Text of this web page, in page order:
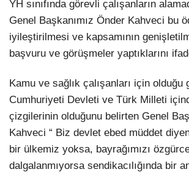
YH sınıfında görevli çalışanların
Genel Başkanımız Önder Kahveci bu
iyileştirilmesi ve kapsamının
başvuru ve görüşmeler yaptıklarını
Kamu ve sağlık çalışanları için olduğu
Cumhuriyeti Devleti ve Türk Milleti
çizgilerinin olduğunu belirten Genel
Kahveci “ Biz devlet ebed müddet
bir ülkemiz yoksa, bayrağımızı
dalgalanmıyorsa sendikacılığında bir